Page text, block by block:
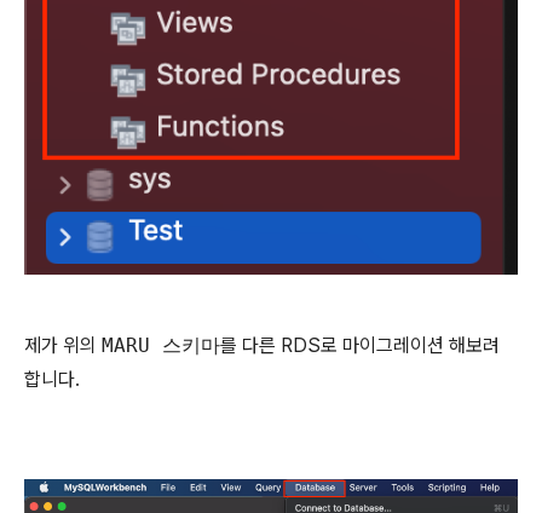
제가 위의 MARU 스키마를 다른 RDS로 마이그레이션 해보려
합니다.